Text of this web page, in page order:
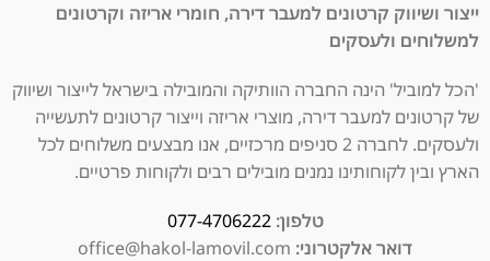
ייצור ושיווק קרטונים למעבר דירה, חומרי אריזה וקרטונים
למשלוחים ולעסקים
'הכל למוביל' הינה החברה הוותיקה והמובילה בישראל לייצור ושיווק
של קרטונים למעבר דירה, מוצרי אריזה וייצור קרטונים לתעשייה
ולעסקים. לחברה 2 סניפים מרכזיים, אנו מבצעים משלוחים לכל
הארץ ובין לקוחותינו נמנים מובילים רבים ולקוחות פרטיים.
טלפון: 077-4706222
דואר אלקטרוני: